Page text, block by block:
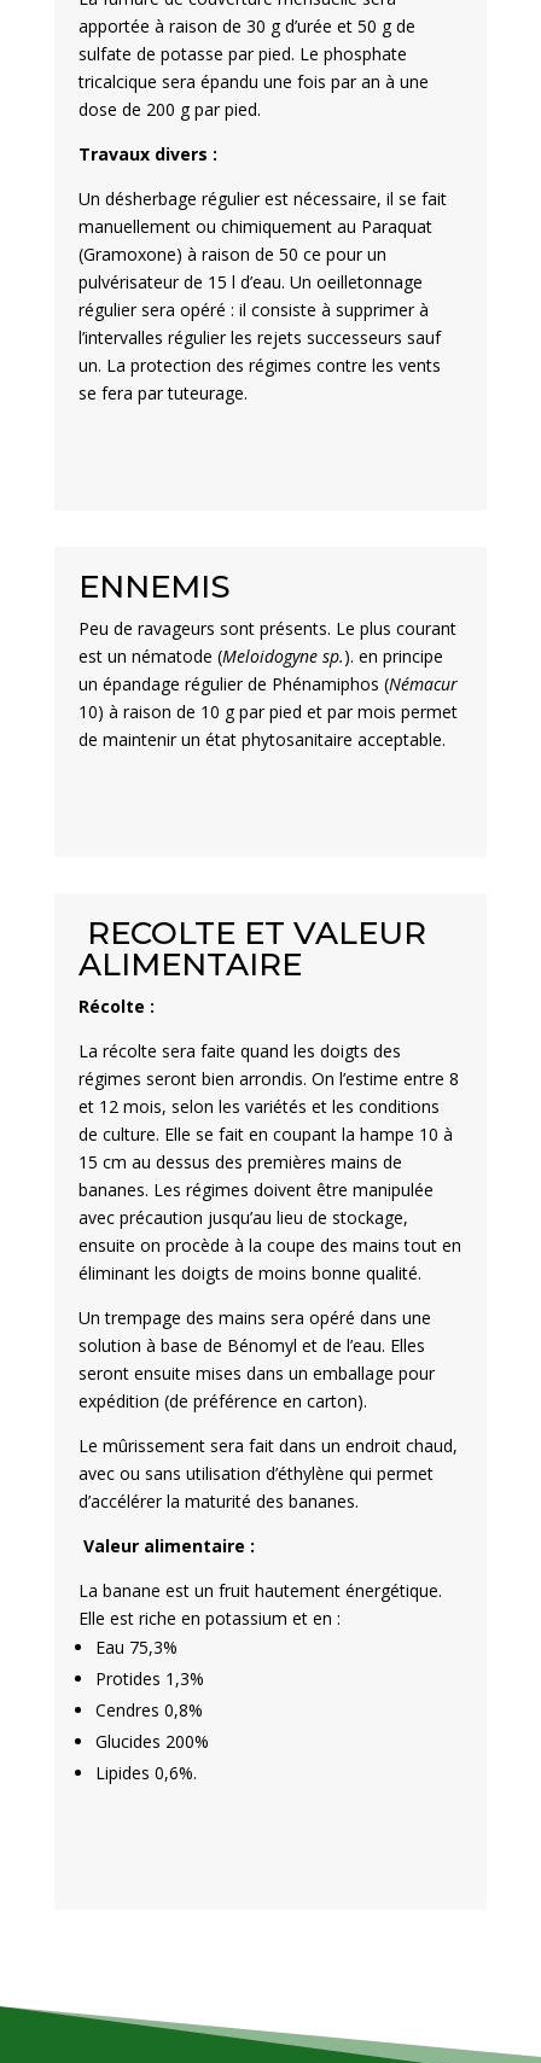
apportée à raison de 30 g d’urée et 50 g de
sulfate de potasse par pied. Le phosphate
tricalcique sera épandu une fois par an à une
dose de 200 g par pied.
Travaux divers :
Un désherbage régulier est nécessaire, il se fait
manuellement ou chimiquement au Paraquat
(Gramoxone) à raison de 50 ce pour un
pulvérisateur de 15 l d’eau. Un oeilletonnage
régulier sera opéré : il consiste à supprimer à
l’intervalles régulier les rejets successeurs sauf
un. La protection des régimes contre les vents
se fera par tuteurage.
ENNEMIS
Peu de ravageurs sont présents. Le plus courant
est un nématode (Meloidogyne sp.). en principe
un épandage régulier de Phénamiphos (Némacur
10) à raison de 10 g par pied et par mois permet
de maintenir un état phytosanitaire acceptable.
RECOLTE ET VALEUR
ALIMENTAIRE
Récolte :
La récolte sera faite quand les doigts des
régimes seront bien arrondis. On l’estime entre 8
et 12 mois, selon les variétés et les conditions
de culture. Elle se fait en coupant la hampe 10 à
15 cm au dessus des premières mains de
bananes. Les régimes doivent être manipulée
avec précaution jusqu’au lieu de stockage,
ensuite on procède à la coupe des mains tout en
éliminant les doigts de moins bonne qualité.
Un trempage des mains sera opéré dans une
solution à base de Bénomyl et de l’eau. Elles
seront ensuite mises dans un emballage pour
expédition (de préférence en carton).
Le mûrissement sera fait dans un endroit chaud,
avec ou sans utilisation d’éthylène qui permet
d’accélérer la maturité des bananes.
Valeur alimentaire :
La banane est un fruit hautement énergétique.
Elle est riche en potassium et en :
Eau 75,3%
Protides 1,3%
Cendres 0,8%
Glucides 200%
Lipides 0,6%.